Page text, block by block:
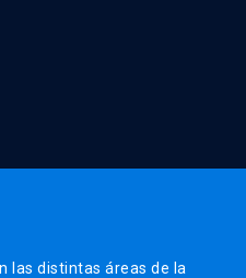
las distintas áreas de la